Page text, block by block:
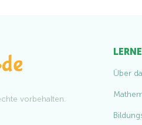
vorbehalten.
Über